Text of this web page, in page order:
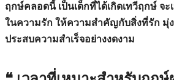
ฤกษ์คลอดนี้ เป็นเด็กที่ได้เกิดเทวีฤกษ์ จ
ในความรัก ให้ความสำคัญกับสิ่งที่รัก มุ่
ประสบความสำเร็จอย่างงดงาม